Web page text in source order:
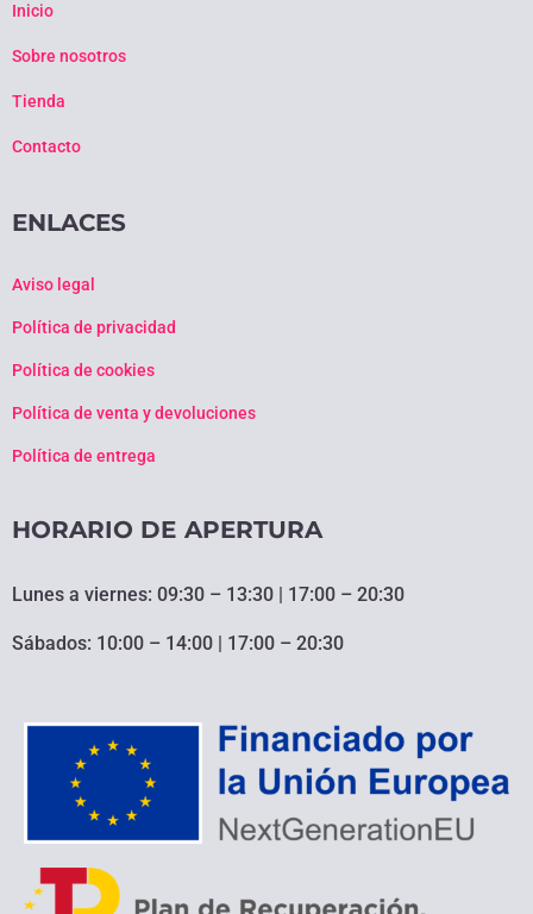
Inicio
Sobre nosotros
Tienda
Contacto
ENLACES
Aviso legal
Política de privacidad
Política de cookies
Política de venta y devoluciones
Política de entrega
HORARIO DE APERTURA
Lunes a viernes: 09:30 – 13:30 | 17:00 – 20:30
Sábados: 10:00 – 14:00 | 17:00 – 20:30